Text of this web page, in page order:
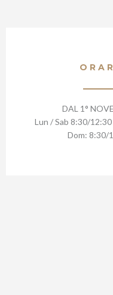
DAL 1°
Lun / Sab 8:30/
Dom: 8:30/